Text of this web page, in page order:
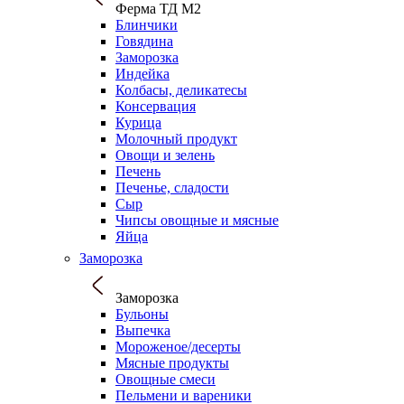
Ферма ТД М2
Блинчики
Говядина
Заморозка
Индейка
Колбасы, деликатесы
Консервация
Курица
Молочный продукт
Овощи и зелень
Печень
Печенье, сладости
Сыр
Чипсы овощные и мясные
Яйца
Заморозка
Заморозка
Бульоны
Выпечка
Мороженое/десерты
Мясные продукты
Овощные смеси
Пельмени и вареники